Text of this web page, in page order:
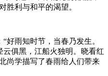
胜利与和平的渴望。
好雨知时节，当春乃发生。
俱黑，江船火独明。晓看红
尚学描写了春雨给人们带来